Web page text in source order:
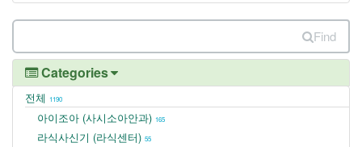
Find
Categories
전체 1190
아이조아 (사시소아안과) 165
라식사신기 (라식센터) 55